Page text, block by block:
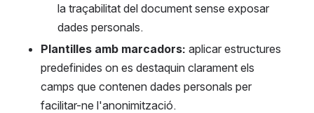
la traçabilitat del document sense exposar
dades personals.
Plantilles amb marcadors: aplicar estructures
predefinides on es destaquin clarament els
camps que contenen dades personals per
facilitar-ne l'anonimització.